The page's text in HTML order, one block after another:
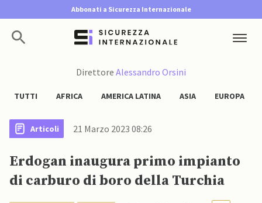
Abbonati a Sicurezza Internazionale
Direttore Alessandro Orsini
TUTTI AFRICA AMERICA LATINA ASIA EUROPA
Articoli 21 Marzo 2023 08:26
Erdogan inaugura primo impianto
di carburo di boro della Turchia